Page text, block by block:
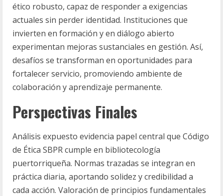
ético robusto, capaz de responder a exigencias
actuales sin perder identidad. Instituciones que
invierten en formación y en diálogo abierto
experimentan mejoras sustanciales en gestión. Así,
desafíos se transforman en oportunidades para
fortalecer servicio, promoviendo ambiente de
colaboración y aprendizaje permanente.
Perspectivas Finales
Análisis expuesto evidencia papel central que Código
de Ética SBPR cumple en bibliotecología
puertorriqueña. Normas trazadas se integran en
práctica diaria, aportando solidez y credibilidad a
cada acción. Valoración de principios fundamentales